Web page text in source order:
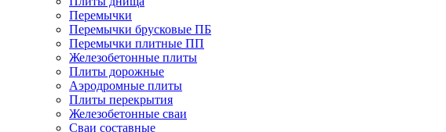
Перемычки
Перемычки брусковые ПБ
Перемычки плитные ПП
Железобетонные плиты
Плиты дорожные
Аэродромные плиты
Плиты перекрытия
Железобетонные сваи
Сваи составные